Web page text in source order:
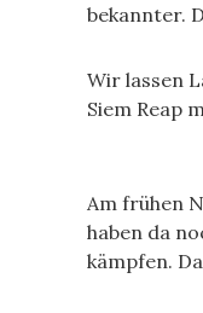
bekannter.
Wir lassen
Siem Reap
Am frühen
haben da
kämpfen.